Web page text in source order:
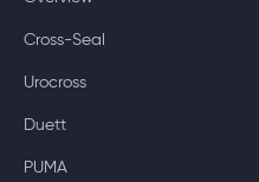
Cross-Seal
Urocross
Duett
PUMA